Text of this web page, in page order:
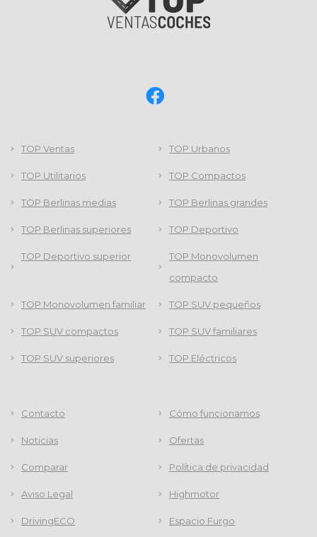
TOP Ventas TOP Urbanos
TOP Utilitarios TOP Compactos
TOP Berlinas medias TOP Berlinas grandes
TOP Berlinas superiores TOP Deportivo
TOP Deportivo superior
TOP Monovolumen
compacto
TOP Monovolumen familiar TOP SUV pequeños
TOP SUV compactos TOP SUV familiares
TOP SUV superiores TOP Eléctricos
Contacto Cómo funcionamos
Noticias Ofertas
Comparar Política de privacidad
Aviso Legal Highmotor
DrivingECO Espacio Furgo